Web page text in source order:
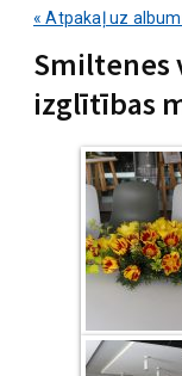
« Atpakaļ uz
Smiltenes
izglītības